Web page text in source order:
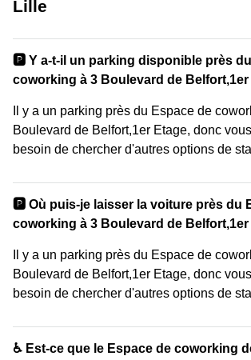
Lille
🅿️ Y a-t-il un parking disponible près
coworking à 3 Boulevard de Belfort,1er
Il y a un parking près du Espace de
Boulevard de Belfort,1er Etage, donc
besoin de chercher d'autres options de
🅿️ Où puis-je laisser la voiture près du
coworking à 3 Boulevard de Belfort,1er
Il y a un parking près du Espace de
Boulevard de Belfort,1er Etage, donc
besoin de chercher d'autres options de
♿ Est-ce que le Espace de coworking